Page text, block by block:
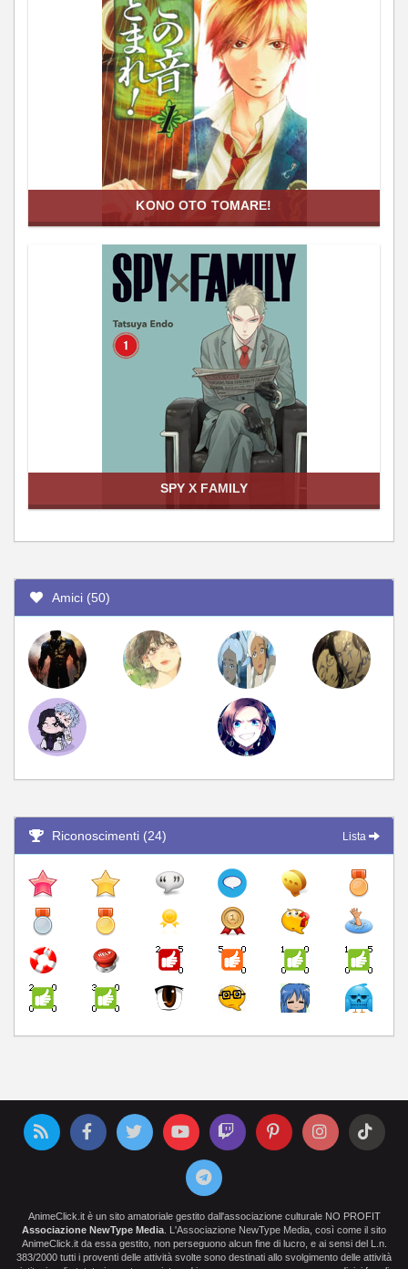
KONO OTO TOMARE!
SPY X FAMILY
Amici (50)
Riconoscimenti (24) Lista
AnimeClick.it è un sito amatoriale gestito dall'associazione culturale NO PROFIT
Associazione NewType Media . L'Associazione NewType Media, così come il sito
AnimeClick.it da essa gestito, non perseguono alcun fine di lucro, e ai sensi del L.n.
383/2000 tutti i proventi delle attività svolte sono destinati allo svolgimento delle attività